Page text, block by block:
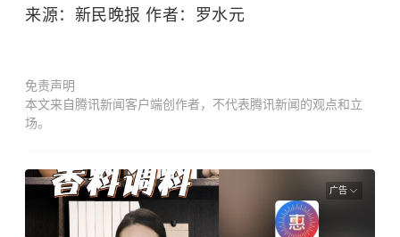
来源：新民晚报 作者：罗水元
免责声明
本文来自腾讯新闻客户端创作者，不代表腾讯新闻的观点和立
场。
广告